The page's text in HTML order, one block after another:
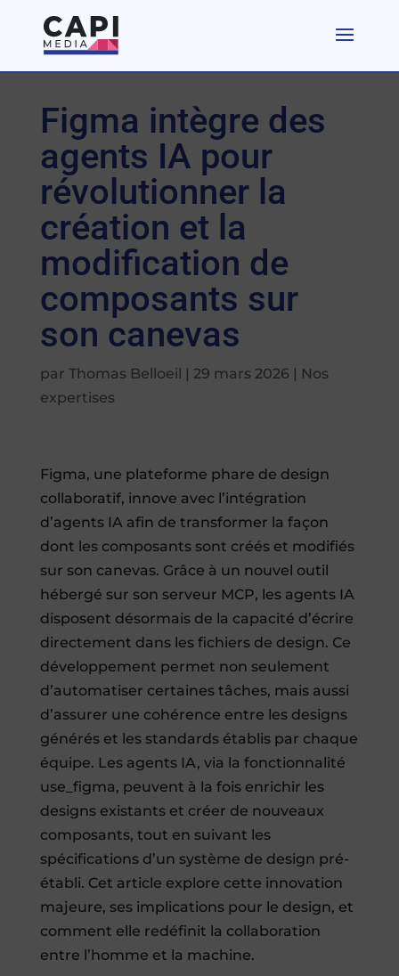
Figma intègre des
agents IA pour
révolutionner la
création et la
modification de
composants sur
son canevas
par Thomas Belloeil | 29 mars 2026 | Nos
expertises
Figma, une plateforme phare de design
collaboratif, innove avec l’intégration
d’agents IA afin de transformer la façon
dont les composants sont créés et modifiés
sur son canevas. Grâce à un nouvel outil
hébergé sur son serveur MCP, les agents IA
disposent désormais de la capacité d’écrire
directement dans les fichiers de design. Ce
développement permet non seulement
d’automatiser certaines tâches, mais aussi
d’assurer une cohérence entre les designs
générés et les standards établis par chaque
équipe. Les agents IA, via la fonctionnalité
use_figma, peuvent à la fois enrichir les
designs existants et créer de nouveaux
composants, tout en suivant les
spécifications d’un système de design pré-
établi. Cet article explore cette innovation
majeure, ses implications pour le design, et
comment elle redéfinit la collaboration
entre l’homme et la machine.